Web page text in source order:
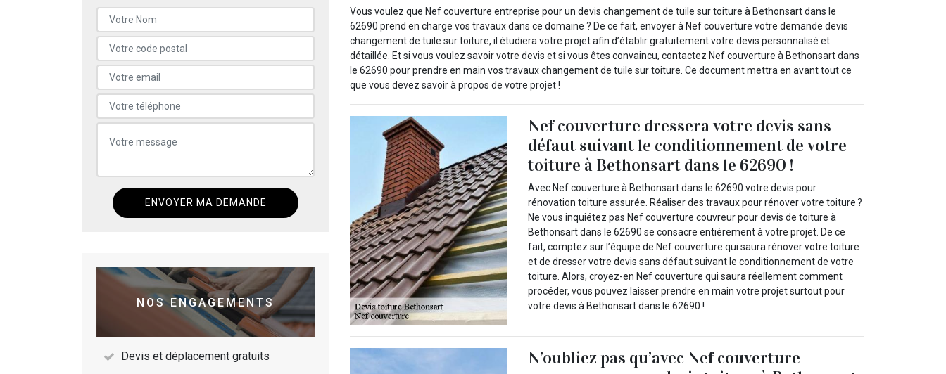
NOS ENGAGEMENTS
Devis et déplacement gratuits
Vous voulez que Nef couverture entreprise pour un devis changement de tuile sur toiture à Bethonsart dans le
62690 prend en charge vos travaux dans ce domaine ? De ce fait, envoyer à Nef couverture votre demande devis
changement de tuile sur toiture, il étudiera votre projet afin d’établir gratuitement votre devis personnalisé et
détaillée. Et si vous voulez savoir votre devis et si vous êtes convaincu, contactez Nef couverture à Bethonsart dans
le 62690 pour prendre en main vos travaux changement de tuile sur toiture. Ce document mettra en avant tout ce
que vous devez savoir à propos de votre projet !
Nef couverture dressera votre devis sans
défaut suivant le conditionnement de votre
toiture à Bethonsart dans le 62690 !
Avec Nef couverture à Bethonsart dans le 62690 votre devis pour
rénovation toiture assurée. Réaliser des travaux pour rénover votre toiture ?
Ne vous inquiétez pas Nef couverture couvreur pour devis de toiture à
Bethonsart dans le 62690 se consacre entièrement à votre projet. De ce
fait, comptez sur l’équipe de Nef couverture qui saura rénover votre toiture
et de dresser votre devis sans défaut suivant le conditionnement de votre
toiture. Alors, croyez-en Nef couverture qui saura réellement comment
procéder, vous pouvez laisser prendre en main votre projet surtout pour
votre devis à Bethonsart dans le 62690 !
N’oubliez pas qu’avec Nef couverture